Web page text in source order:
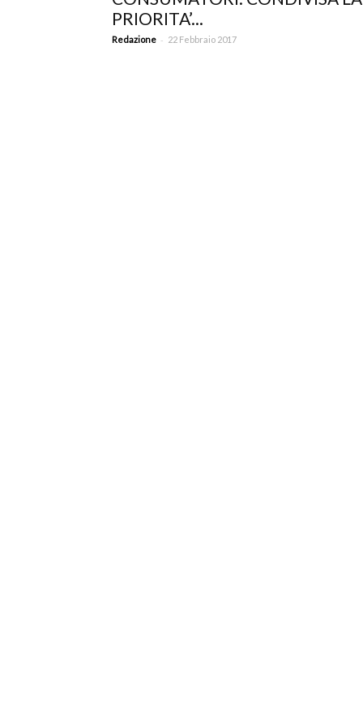
PRIORITA’...
Redazione - 22 Febbraio 2017